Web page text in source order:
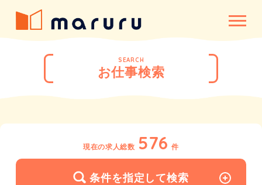
SEARCH
お仕事検索
現在の求人総数 576 件
条件を指定して検索